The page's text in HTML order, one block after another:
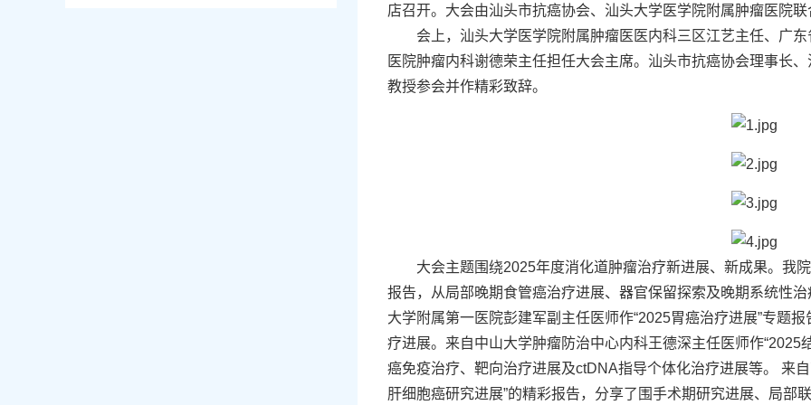
店召开。大会由汕头市抗癌协会、汕头大学医学院附属肿瘤医院
会上，汕头大学医学院附属肿瘤医医内科三区江艺主任、广
医院肿瘤内科谢德荣主任担任大会主席。汕头市抗癌协会理事长
教授参会并作精彩致辞。
大会主题围绕2025年度消化道肿瘤治疗新进展、新成果。 我
报告，从局部晚期食管癌治疗进展、器官保留探索及晚期系统性
大学附属第一医院彭建军副主任医师作“2025胃癌治疗进展”专题
疗进展。 来自中山大学肿瘤防治中心内科王德深主任医师作“2025
癌免疫治疗、靶向治疗进展及ctDNA指导个体化治疗进展等。
来
肝细胞癌研究进展”的精彩报告，分享了围手术期研究进展、局部